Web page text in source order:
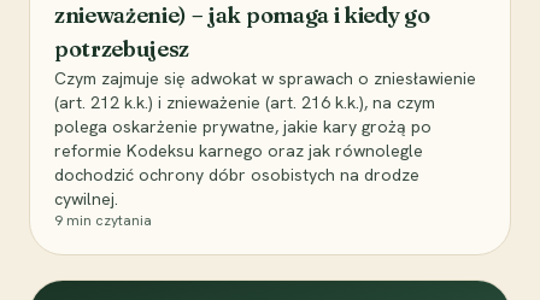
znieważenie) – jak pomaga i kiedy go
potrzebujesz
Czym zajmuje się adwokat w sprawach o zniesławienie
(art. 212 k.k.) i znieważenie (art. 216 k.k.), na czym
polega oskarżenie prywatne, jakie kary grożą po
reformie Kodeksu karnego oraz jak równolegle
dochodzić ochrony dóbr osobistych na drodze
cywilnej.
9 min czytania